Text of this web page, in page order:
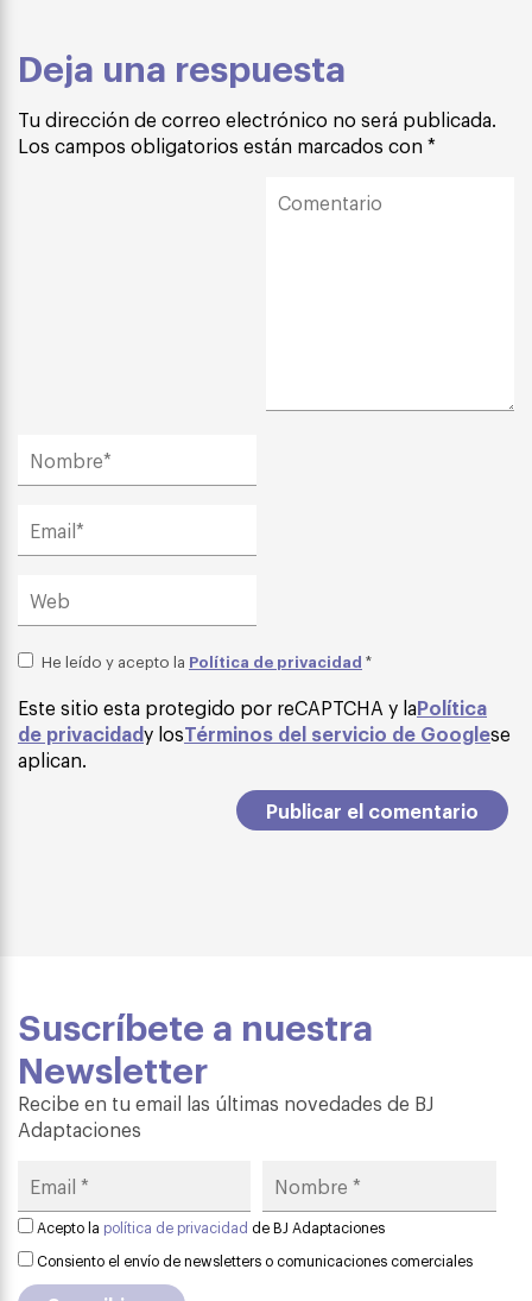
Deja una respuesta
Tu dirección de correo electrónico no será publicada.
Los campos obligatorios están marcados con *
He leído y acepto la Política de privacidad *
Este sitio esta protegido por reCAPTCHA y laPolítica
de privacidady losTérminos del servicio de Googlese
aplican.
Suscríbete a nuestra
Newsletter
Recibe en tu email las últimas novedades de BJ
Adaptaciones
Acepto la política de privacidad de BJ Adaptaciones
Consiento el envío de newsletters o comunicaciones comerciales